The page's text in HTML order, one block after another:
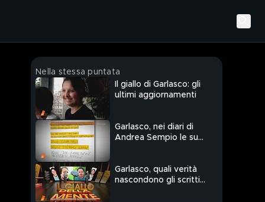
Nella stessa puntata
Il giallo di Garlasco: gli
ultimi aggiornamenti
Garlasco, nei diari di
Andrea Sempio le sue
Garlasco, quali verità
nascondono gli scritti